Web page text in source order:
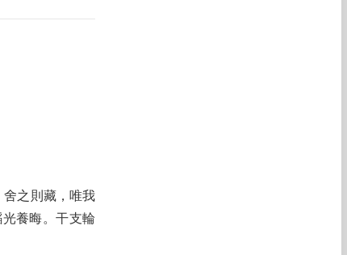
舍之則藏，唯我
養晦。干支輪